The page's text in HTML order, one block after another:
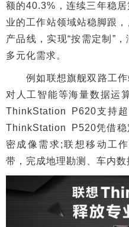
额的40.3%，连续三年稳
业的工作站领域站稳脚跟
产品线，实现“按需定制”
多元化需求。
例如联想旗舰双路工作
对人工智能等海量数据运
ThinkStation P620支持
ThinkStation P520凭借稳
密成像需求;联想移动工
带，完成地理勘测、车内